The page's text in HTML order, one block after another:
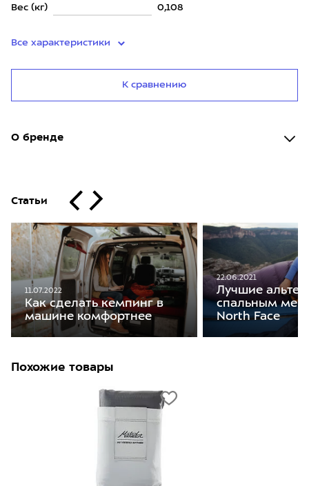
Вес (кг) 0,108
Все характеристики
К сравнению
О бренде
Статьи
11.07.2022
Как сделать кемпинг в
машине комфортнее
22.06.2021
Лучшие
спальным
North Face
Похожие товары